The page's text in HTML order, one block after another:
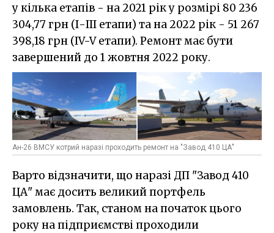
у кілька етапів - на 2021 рік у розмірі 80 236
304,77 грн (І-III етапи) та на 2022 рік - 51 267
398,18 грн (IV-V етапи). Ремонт має бути
завершений до 1 жовтня 2022 року.
Ан-26 ВМСУ котрий наразі проходить ремонт на "Завод 410 ЦА"
Варто відзначити, що наразі ДП "Завод 410
ЦА" має досить великий портфель
замовлень. Так, станом на початок цього
року на підприємстві проходили